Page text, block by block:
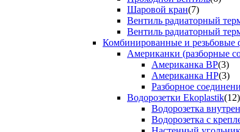
Шаровой кран(7)
Вентиль радиаторный
Вентиль радиаторный
Комбинированные и резьбовые
Американки (разборные
Американка ВР(3)
Американка НР(3)
Разборное
Водорозетки Ekoplastik(12)
Водорозетка
Водорозетка с